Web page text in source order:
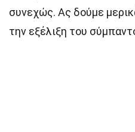
συνεχώς. Ας δούμε
την εξέλιξη του